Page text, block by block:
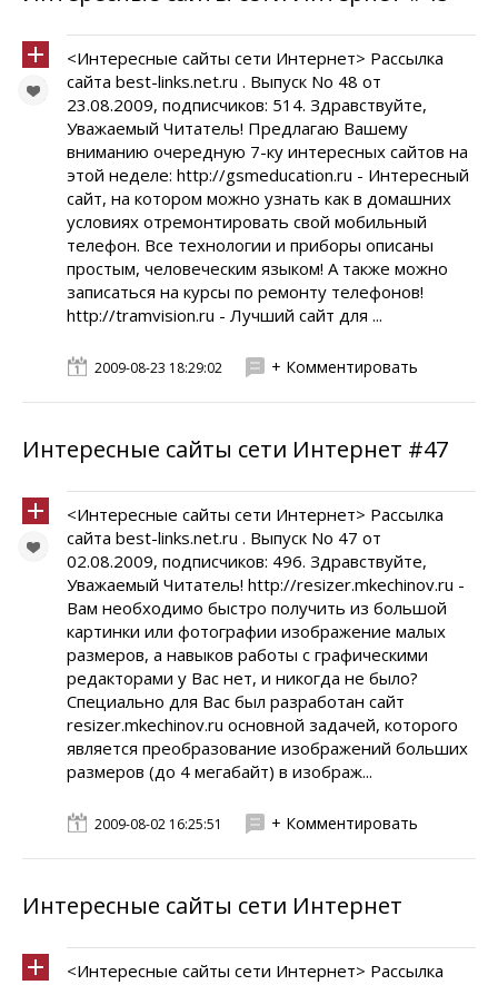
<Интересные сайты сети Интернет> Рассылка
сайта best-links.net.ru . Выпуск No 48 от
23.08.2009, подписчиков: 514. Здравствуйте,
Уважаемый Читатель! Предлагаю Вашему
вниманию очередную 7-ку интересных сайтов на
этой неделе: http://gsmeducation.ru - Интересный
сайт, на котором можно узнать как в домашних
условиях отремонтировать свой мобильный
телефон. Все технологии и приборы описаны
простым, человеческим языком! А также можно
записаться на курсы по ремонту телефонов!
http://tramvision.ru - Лучший сайт для ...
2009-08-23 18:29:02 + Комментировать
Интересные сайты сети Интернет #47
<Интересные сайты сети Интернет> Рассылка
сайта best-links.net.ru . Выпуск No 47 от
02.08.2009, подписчиков: 496. Здравствуйте,
Уважаемый Читатель! http://resizer.mkechinov.ru -
Вам необходимо быстро получить из большой
картинки или фотографии изображение малых
размеров, а навыков работы с графическими
редакторами у Вас нет, и никогда не было?
Специально для Вас был разработан сайт
resizer.mkechinov.ru основной задачей, которого
является преобразование изображений больших
размеров (до 4 мегабайт) в изображ...
2009-08-02 16:25:51 + Комментировать
Интересные сайты сети Интернет
<Интересные сайты сети Интернет> Рассылка